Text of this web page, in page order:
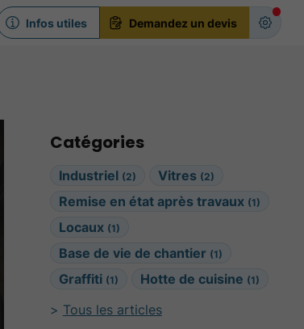
Infos utiles Demandez un devis
Catégories
Industriel (2) Vitres (2)
Remise en état après travaux (1)
Locaux (1)
Base de vie de chantier (1)
Graffiti (1) Hotte de cuisine (1)
Tous les articles